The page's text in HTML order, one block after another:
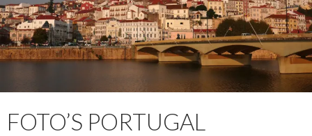
FOTO’S PORTUGAL